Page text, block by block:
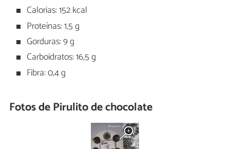
Calorias: 152 kcal
Proteínas: 1,5 g
Gorduras: 9 g
Carboidratos: 16,5 g
Fibra: 0,4 g
Fotos de Pirulito de chocolate